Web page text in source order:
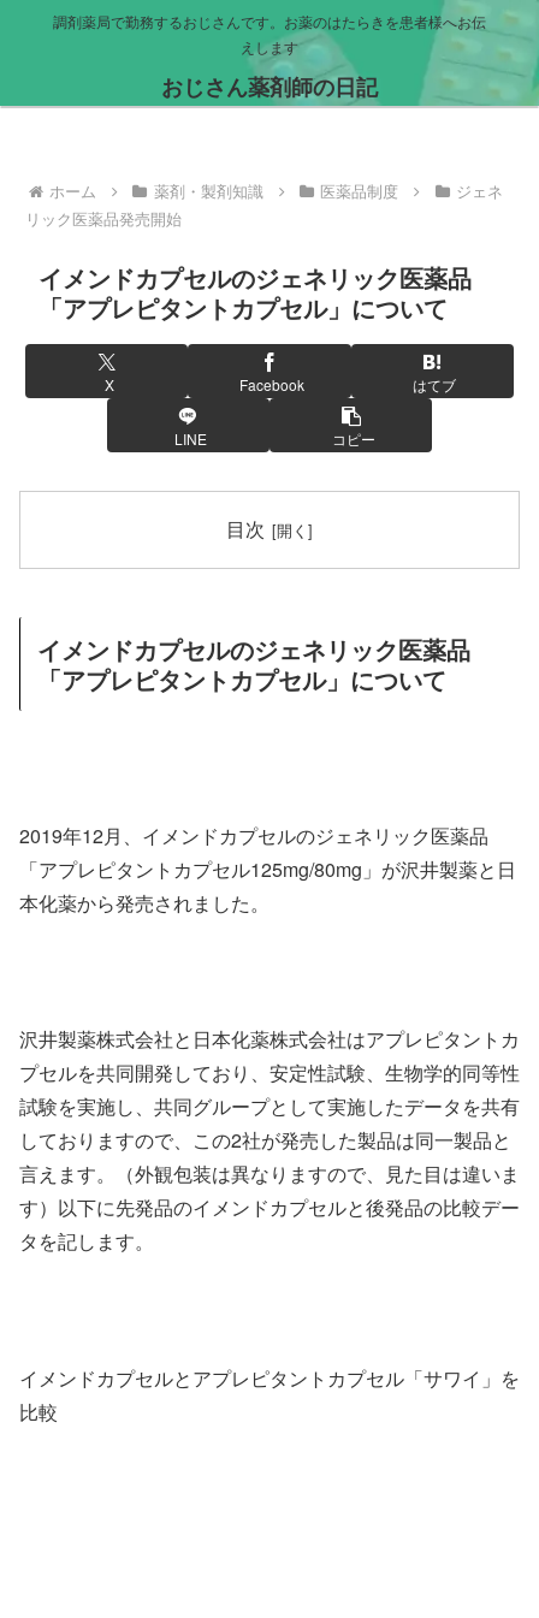
調剤薬局で勤務するおじさんです。お薬のはたらきを患者様へお伝
えします
おじさん薬剤師の日記
ホーム 薬剤・製剤知識 医薬品制度
ジェネ
リック医薬品発売開始
イメンドカプセルのジェネリック医薬品
「アプレピタントカプセル」について
X Facebook はてブ
LINE コピー
目次
イメンドカプセルのジェネリック医薬品
「アプレピタントカプセル」について
2019年12月、イメンドカプセルのジェネリック医薬品
「アプレピタントカプセル125mg/80mg」が沢井製薬と日
本化薬から発売されました。
沢井製薬株式会社と日本化薬株式会社はアプレピタントカ
プセルを共同開発しており、安定性試験、生物学的同等性
試験を実施し、共同グループとして実施したデータを共有
しておりますので、この2社が発売した製品は同一製品と
言えます。（外観包装は異なりますので、見た目は違いま
す）以下に先発品のイメンドカプセルと後発品の比較デー
タを記します。
イメンドカプセルとアプレピタントカプセル「サワイ」を
比較